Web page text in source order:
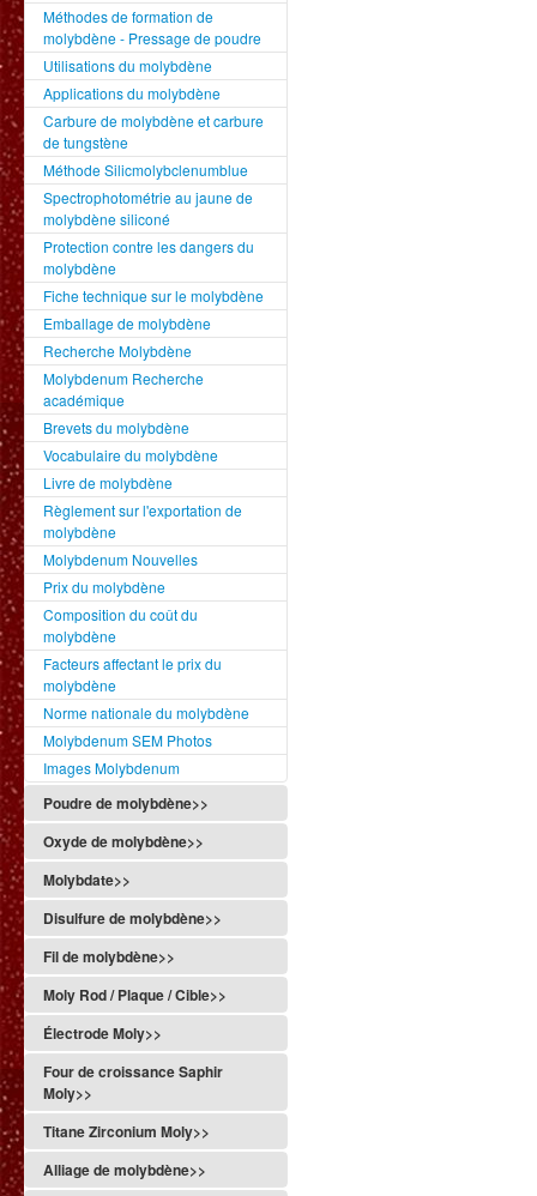
Méthodes de formation de
molybdène - Pressage de poudre
Utilisations du molybdène
Applications du molybdène
Carbure de molybdène et carbure
de tungstène
Méthode Silicmolybclenumblue
Spectrophotométrie au jaune de
molybdène siliconé
Protection contre les dangers du
molybdène
Fiche technique sur le molybdène
Emballage de molybdène
Recherche Molybdène
Molybdenum Recherche
académique
Brevets du molybdène
Vocabulaire du molybdène
Livre de molybdène
Règlement sur l'exportation de
molybdène
Molybdenum Nouvelles
Prix du molybdène
Composition du coût du
molybdène
Facteurs affectant le prix du
molybdène
Norme nationale du molybdène
Molybdenum SEM Photos
Images Molybdenum
Poudre de molybdène>>
Oxyde de molybdène>>
Molybdate>>
Disulfure de molybdène>>
Fil de molybdène>>
Moly Rod / Plaque / Cible>>
Électrode Moly>>
Four de croissance Saphir
Moly>>
Titane Zirconium Moly>>
Alliage de molybdène>>